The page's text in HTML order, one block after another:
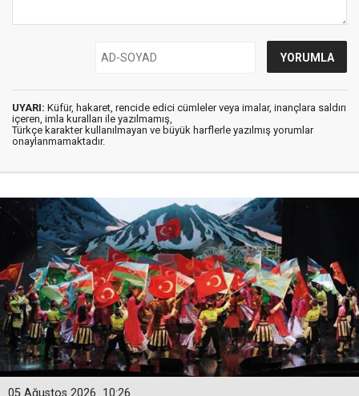
UYARI: Küfür, hakaret, rencide edici cümleler veya imalar, inançlara saldırı
içeren, imla kuralları ile yazılmamış,
Türkçe karakter kullanılmayan ve büyük harflerle yazılmış yorumlar
onaylanmamaktadır.
10:26
05 Ağustos 2026